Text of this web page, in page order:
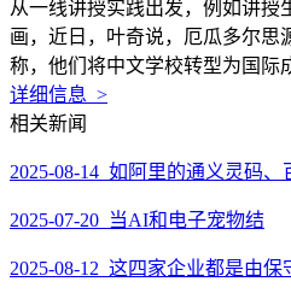
从一线讲授实践出发，例如讲授
画，近日，叶奇说，厄瓜多尔思
称，他们将中文学校转型为国际
详细信息 >
相关新闻
2025-08-14 如阿里的通义灵码
2025-07-20 当AI和电子宠物结
2025-08-12 这四家企业都是由